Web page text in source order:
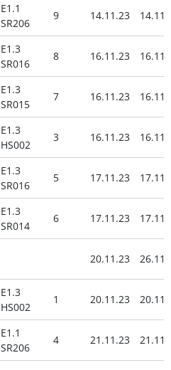
E1.1
SR206
9 14.11.23
E1.3
SR016
8 16.11.23
E1.3
SR015
7 16.11.23
E1.3
HS002
3 16.11.23
E1.3
SR016
5 17.11.23
E1.3
SR014
6 17.11.23
20.11.23
E1.3
HS002
1 20.11.23
E1.1
SR206
4 21.11.23